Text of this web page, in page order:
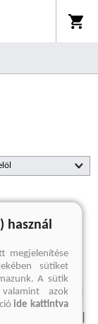
találat
nyilatkozat
használ
megjelenítése
sütiket
A sütik
azok
ide kattintva